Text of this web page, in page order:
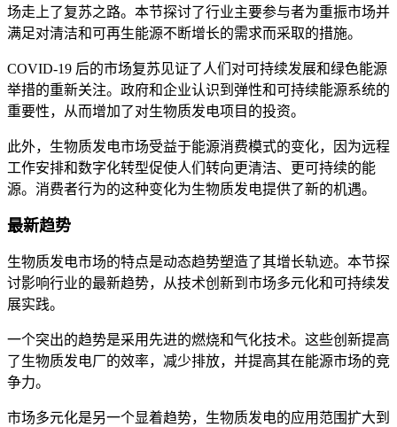
场走上了复苏之路。本节探讨了行业主要参与者为重振市场并
满足对清洁和可再生能源不断增长的需求而采取的措施。
COVID-19 后的市场复苏见证了人们对可持续发展和绿色能源
举措的重新关注。政府和企业认识到弹性和可持续能源系统的
重要性，从而增加了对生物质发电项目的投资。
此外，生物质发电市场受益于能源消费模式的变化，因为远程
工作安排和数字化转型促使人们转向更清洁、更可持续的能
源。消费者行为的这种变化为生物质发电提供了新的机遇。
最新趋势
生物质发电市场的特点是动态趋势塑造了其增长轨迹。本节探
讨影响行业的最新趋势，从技术创新到市场多元化和可持续发
展实践。
一个突出的趋势是采用先进的燃烧和气化技术。这些创新提高
了生物质发电厂的效率，减少排放，并提高其在能源市场的竞
争力。
市场多元化是另一个显着趋势，生物质发电的应用范围扩大到